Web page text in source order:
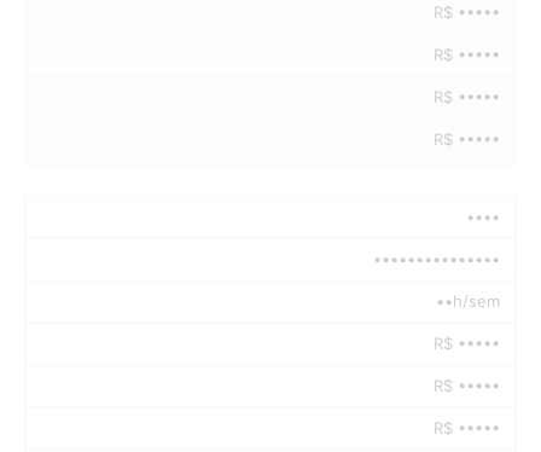
R$ •••••
R$ •••••
R$ •••••
R$ •••••
••••
•••••••••••••••
••h/sem
R$ •••••
R$ •••••
R$ •••••